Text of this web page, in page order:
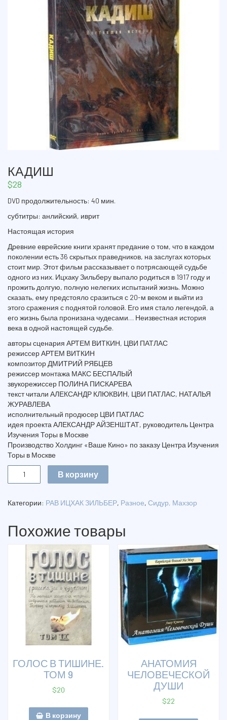
КАДИШ
$28
DVD продолжительность: 40 мин.
субтитры: анлийский, иврит
Настоящая история
Древние еврейские книги хранят предание о том, что в каждом
поколении есть 36 скрытых праведников, на заслугах которых
стоит мир. Этот фильм рассказывает о потрясающей судьбе
одного из них. Ицхаку Зильберу выпало родиться в 1917 году и
прожить долгую, полную нелегких испытаний жизнь. Можно
сказать, ему предстояло сразиться с 20-м веком и выйти из
этого сражения с поднятой головой. Его имя стало легендой, а
его жизнь была пронизана чудесами… Неизвестная история
века в одной настоящей судьбе.
авторы сценария АРТЕМ ВИТКИН, ЦВИ ПАТЛАС
режиссер АРТЕМ ВИТКИН
композитор ДМИТРИЙ РЯБЦЕВ
режиссер монтажа МАКС БЕСПАЛЫЙ
звукорежиссер ПОЛИНА ПИСКАРЕВА
текст читали АЛЕКСАНДР КЛЮКВИН, ЦВИ ПАТЛАС, НАТАЛЬЯ
ЖУРАВЛЕВА
исполнительный продюсер ЦВИ ПАТЛАС
идея проекта АЛЕКСАНДР АЙЗЕНШТАТ, руководитель Центра
Изучения Торы в Москве
Производство Холдинг «Ваше Кино» по заказу Центра Изучения
Торы в Москве
КАДИШ
В корзину
Категории: РАВ ИЦХАК ЗИЛЬБЕР, Разное, Сидур, Махзор
Похожие товары
ГОЛОС В ТИШИНЕ.
ТОМ 9
$20
В корзину
АНАТОМИЯ
ЧЕЛОВЕЧЕСКОЙ
ДУШИ
$22